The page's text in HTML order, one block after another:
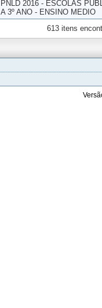
PNLD 2016 - ESCOLAS
A 3º ANO - ENSINO MEDIO
613 itens